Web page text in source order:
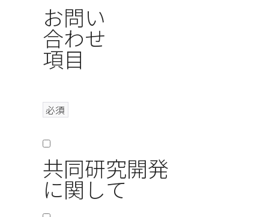
お問い
合わせ
項目
必須
共同研究開発
に関して